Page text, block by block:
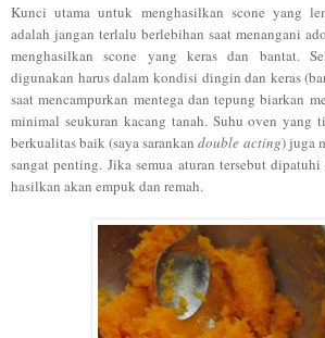
Kunci utama untuk menghasilkan scone yang
adalah jangan terlalu berlebihan saat menangani
menghasilkan scone yang keras dan bantat.
digunakan harus dalam kondisi dingin dan keras
saat mencampurkan mentega dan tepung biarkan
minimal seukuran kacang tanah. Suhu oven yang
berkualitas baik (saya sarankandouble acting) juga
sangat penting. Jika semua aturan tersebut
hasilkan akan empuk dan remah.